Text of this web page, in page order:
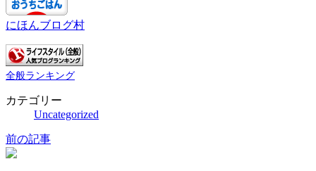
にほんブログ村
全般ランキング
カテゴリー
Uncategorized
前の記事